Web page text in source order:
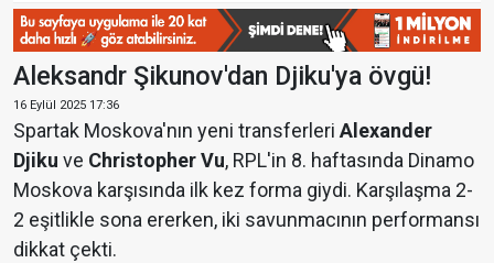
Aleksandr Şikunov'dan Djiku'ya övgü!
16 Eylül 2025 17:36
Spartak Moskova'nın yeni transferleri Alexander
Djiku ve Christopher Vu, RPL'in 8. haftasında Dinamo
Moskova karşısında ilk kez forma giydi. Karşılaşma 2-
2 eşitlikle sona ererken, iki savunmacının performansı
dikkat çekti.